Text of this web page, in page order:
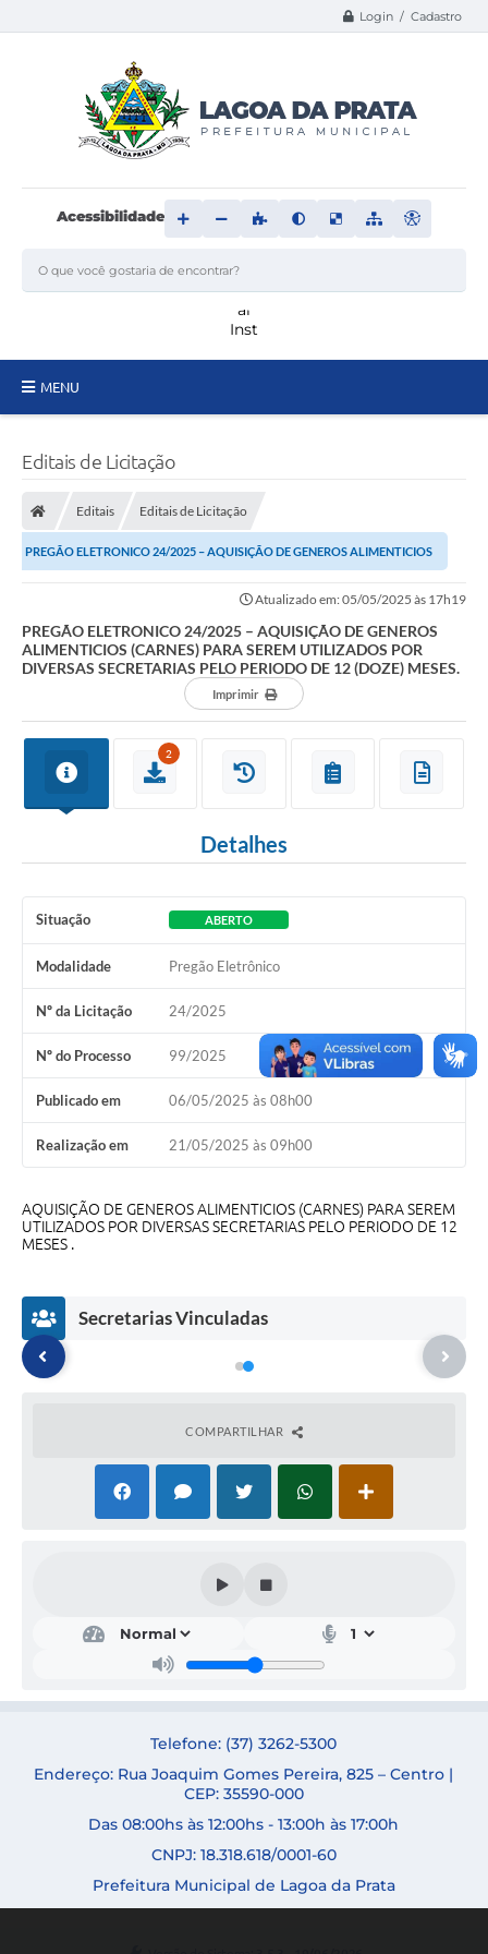
Login / Cadastro
Acessibilidade
MENU
Carta de Serviços
Telefones Úteis
IPTU, ALVARÁ, ISS E OUTROS SERVIÇOS
Notas Fiscais Eletrônicas
Covid-19
Serviços Online
A Prefeitura
A Nossa Cidade
Conselhos Municipais
Sala Mineira do Empreendedor
PAD
MROSC - Parcerias
Turismo
Notícias
Legislação
Termos de Uso & Política de Privacidade
Editais de Licitação
Editais Editais de Licitação
PREGÃO ELETRONICO 24/2025 – AQUISIÇÃO DE GENEROS ALIMENTICIOS
(CARNES) PARA SEREM UTILIZADOS POR DIVERSAS...
Atualizado em: 05/05/2025 às 17h19
PREGÃO ELETRONICO 24/2025 – AQUISIÇÃO DE GENEROS
ALIMENTICIOS (CARNES) PARA SEREM UTILIZADOS POR
DIVERSAS SECRETARIAS PELO PERIODO DE 12 (DOZE) MESES.
Imprimir
2
Detalhes
Situação ABERTO
Modalidade Pregão Eletrônico
Nº da Licitação 24/2025
Nº do Processo 99/2025
Publicado em 06/05/2025 às 08h00
Realização em 21/05/2025 às 09h00
AQUISIÇÃO DE GENEROS ALIMENTICIOS (CARNES) PARA SEREM
UTILIZADOS POR DIVERSAS SECRETARIAS PELO PERIODO DE 12
MESES .
Secretarias Vinculadas
de
ELE
NOV
COMPARTILHAR
Telefone: (37) 3262-5300
Endereço: Rua Joaquim Gomes Pereira, 825 – Centro |
CEP: 35590-000
Das 08:00hs às 12:00hs - 13:00h às 17:00h
CNPJ: 18.318.618/0001-60
Prefeitura Municipal de Lagoa da Prata